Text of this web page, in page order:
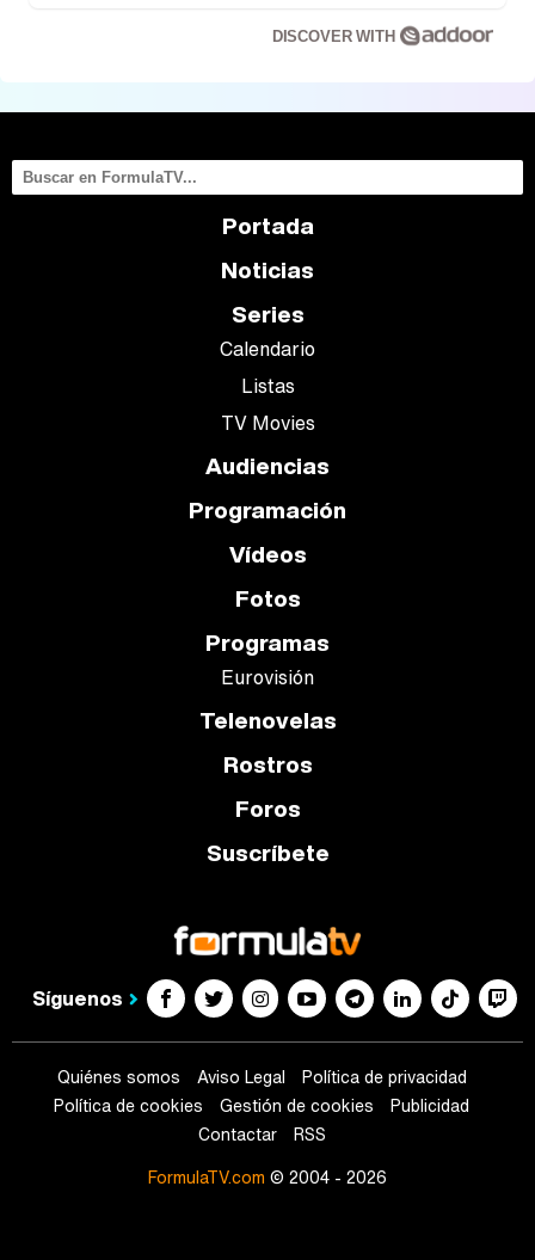
DISCOVER WITH
Portada
Noticias
Series
Calendario
Listas
TV Movies
Audiencias
Programación
Vídeos
Fotos
Programas
Eurovisión
Telenovelas
Rostros
Foros
Suscríbete
Síguenos
Quiénes somos Aviso Legal
Política de privacidad
Política de cookies
Gestión de cookies
Publicidad
Contactar
RSS
FormulaTV.com © 2004 - 2026